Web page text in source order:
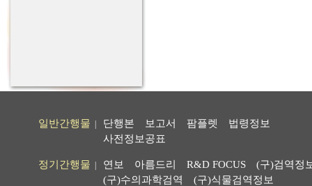
일반간행물 단행본 보고서 팜플렛
법령정보
사전정보공표
정기간행물 연보 아름드리 R&D FOCUS
(구)검역정
(구)수의과학검역
(구)식물검역정보